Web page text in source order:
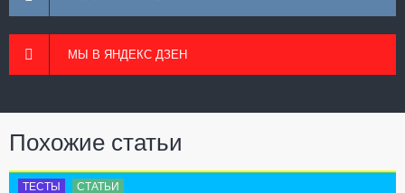
МЫ В ЯНДЕКС ДЗЕН
Похожие статьи
ТЕСТЫ СТАТЬИ